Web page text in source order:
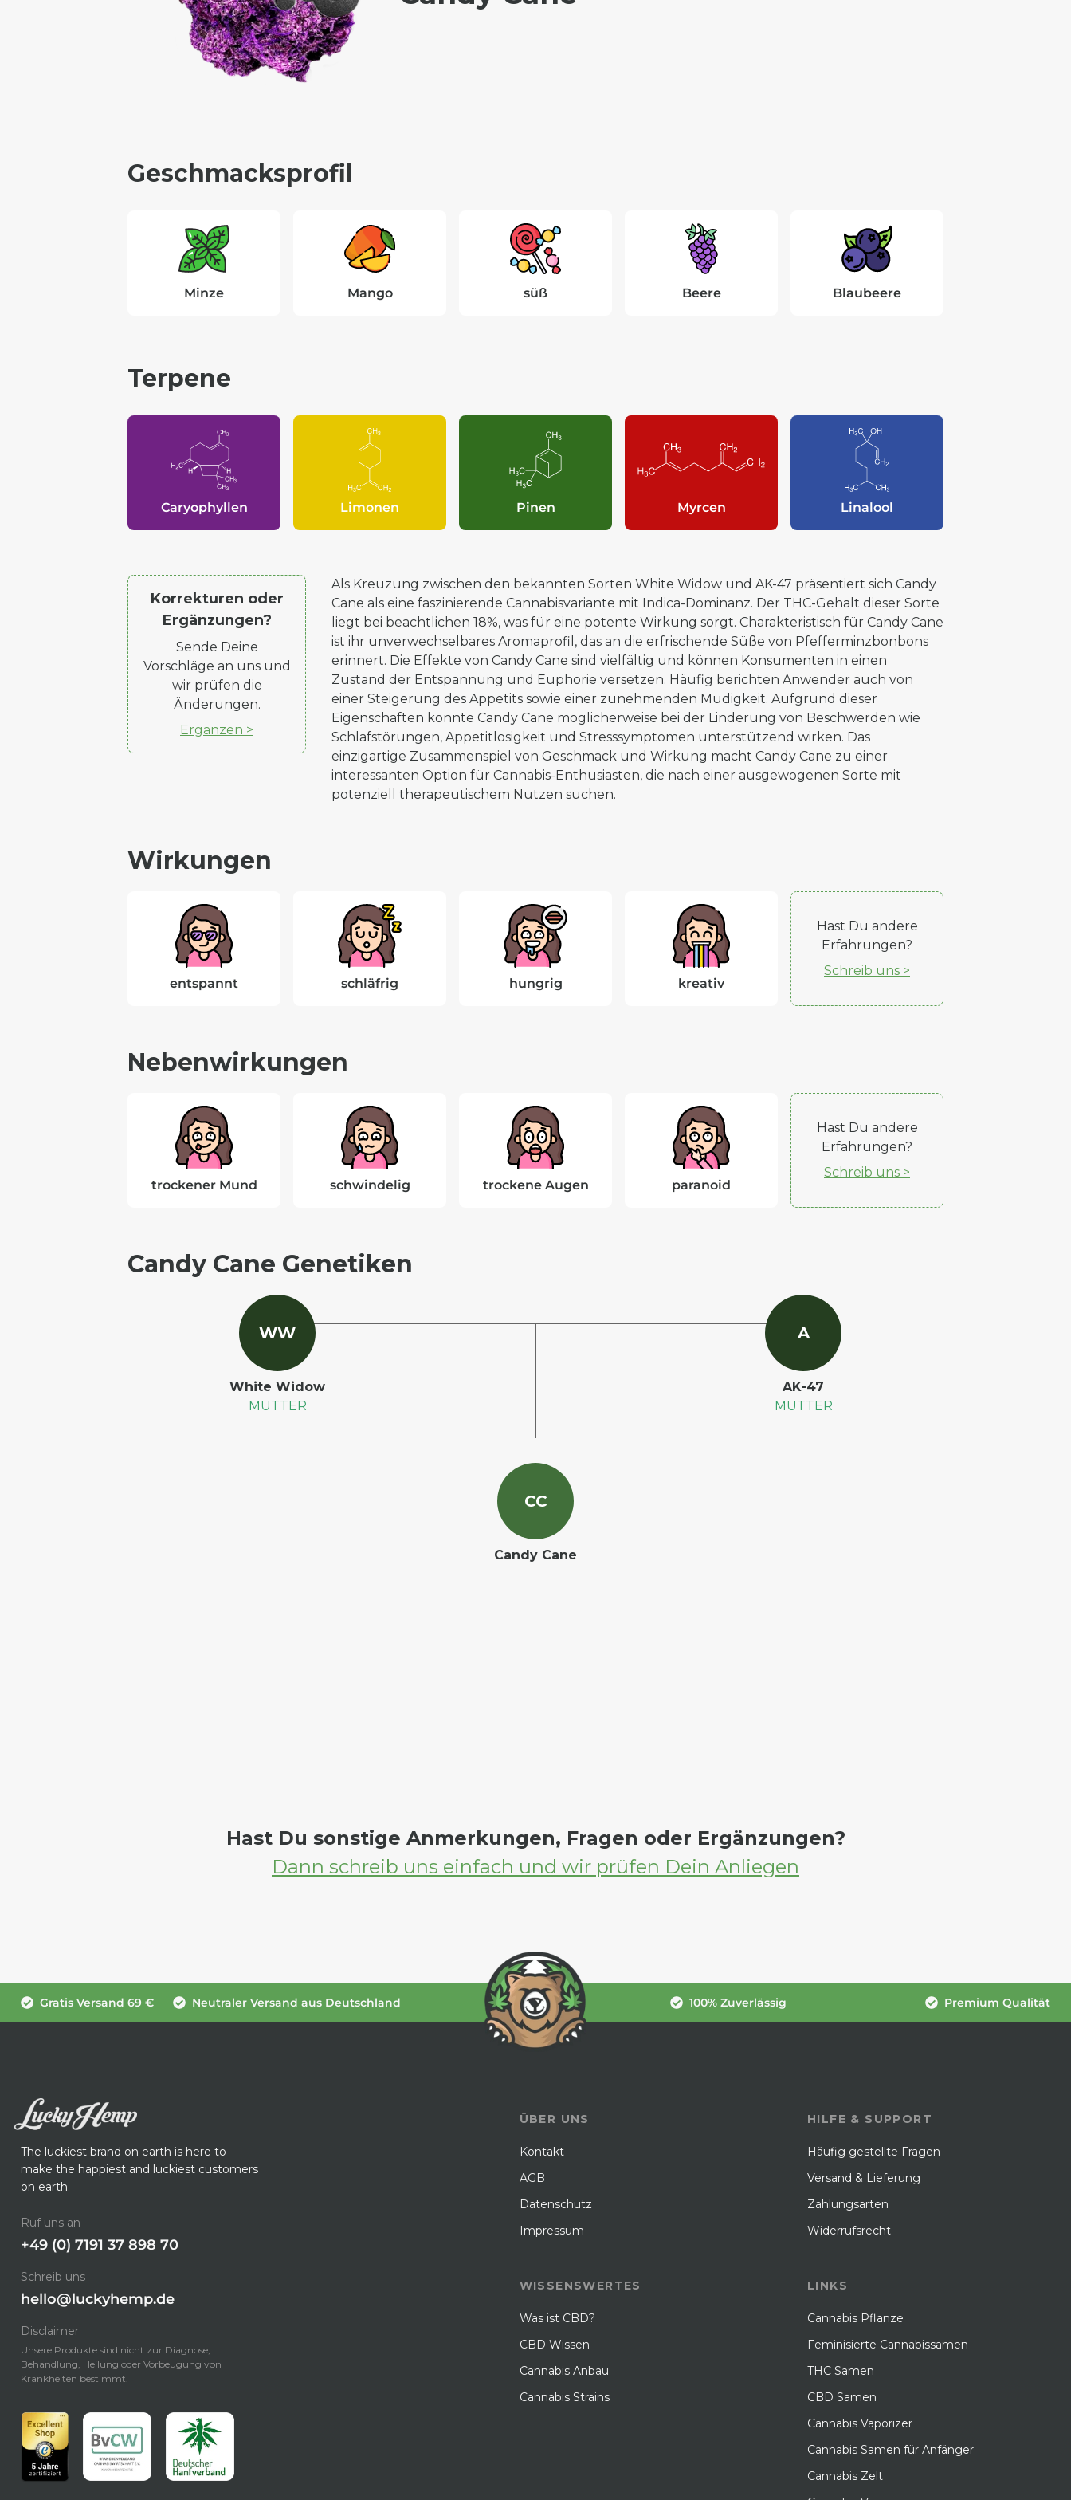
Geschmacksprofil
Minze Mango süß Beere Blaubeere
Terpene
Caryophyllen Limonen Pinen Myrcen Linalool
Als Kreuzung zwischen den bekannten Sorten White Widow und AK-47 präsentiert sich Candy
Cane als eine faszinierende Cannabisvariante mit Indica-Dominanz. Der THC-Gehalt dieser Sorte
liegt bei beachtlichen 18%, was für eine potente Wirkung sorgt. Charakteristisch für Candy Cane
ist ihr unverwechselbares Aromaprofil, das an die erfrischende Süße von Pfefferminzbonbons
erinnert. Die Effekte von Candy Cane sind vielfältig und können Konsumenten in einen
Zustand der Entspannung und Euphorie versetzen. Häufig berichten Anwender auch von
einer Steigerung des Appetits sowie einer zunehmenden Müdigkeit. Aufgrund dieser
Eigenschaften könnte Candy Cane möglicherweise bei der Linderung von Beschwerden wie
Schlafstörungen, Appetitlosigkeit und Stresssymptomen unterstützend wirken. Das
einzigartige Zusammenspiel von Geschmack und Wirkung macht Candy Cane zu einer
interessanten Option für Cannabis-Enthusiasten, die nach einer ausgewogenen Sorte mit
potenziell therapeutischem Nutzen suchen.
Korrekturen oder
Ergänzungen?
Sende Deine
Vorschläge an uns und
wir prüfen die
Änderungen.
Ergänzen >
Wirkungen
entspannt schläfrig hungrig kreativ
Hast Du andere
Erfahrungen?
Schreib uns >
Nebenwirkungen
trockener Mund schwindelig trockene Augen paranoid
Hast Du andere
Erfahrungen?
Schreib uns >
Candy Cane Genetiken
CC
Candy Cane
WW
White Widow
MUTTER
A
AK-47
MUTTER
Hast Du sonstige Anmerkungen, Fragen oder Ergänzungen?
Dann schreib uns einfach und wir prüfen Dein Anliegen
Gratis Versand 69 € Neutraler Versand aus Deutschland 100% Zuverlässig Premium Qualität
The luckiest brand on earth is here to
make the happiest and luckiest customers
on earth.
Ruf uns an
+49 (0) 7191 37 898 70
Schreib uns
hello@luckyhemp.de
Disclaimer
Unsere Produkte sind nicht zur Diagnose,
Behandlung, Heilung oder Vorbeugung von
Krankheiten bestimmt.
ÜBER UNS
Kontakt
AGB
Datenschutz
Impressum
WISSENSWERTES
Was ist CBD?
CBD Wissen
Cannabis Anbau
Cannabis Strains
HILFE & SUPPORT
Häufig gestellte Fragen
Versand & Lieferung
Zahlungsarten
Widerrufsrecht
LINKS
Cannabis Pflanze
Feminisierte Cannabissamen
THC Samen
CBD Samen
Cannabis Vaporizer
Cannabis Samen für Anfänger
Cannabis Zelt